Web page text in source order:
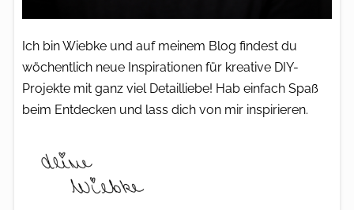
Ich bin Wiebke und auf meinem Blog findest du
wöchentlich neue Inspirationen für kreative DIY-
Projekte mit ganz viel Detailliebe! Hab einfach Spaß
beim Entdecken und lass dich von mir inspirieren.